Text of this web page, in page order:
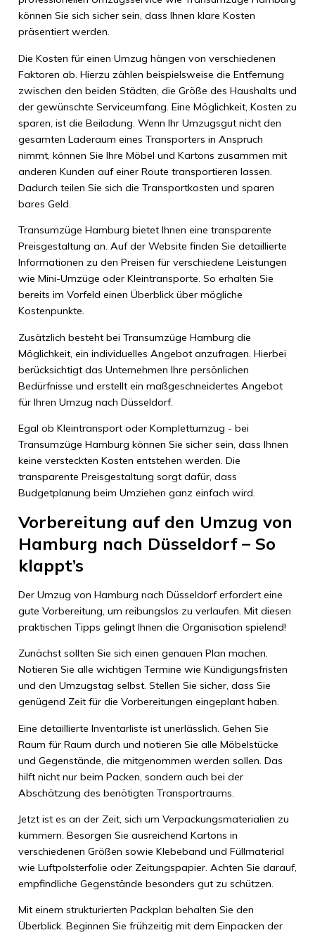
können Sie sich sicher sein, dass Ihnen klare Kosten
präsentiert werden.
Die Kosten für einen Umzug hängen von verschiedenen
Faktoren ab. Hierzu zählen beispielsweise die Entfernung
zwischen den beiden Städten, die Größe des Haushalts und
der gewünschte Serviceumfang. Eine Möglichkeit, Kosten zu
sparen, ist die Beiladung. Wenn Ihr Umzugsgut nicht den
gesamten Laderaum eines Transporters in Anspruch
nimmt, können Sie Ihre Möbel und Kartons zusammen mit
anderen Kunden auf einer Route transportieren lassen.
Dadurch teilen Sie sich die Transportkosten und sparen
bares Geld.
Transumzüge Hamburg bietet Ihnen eine transparente
Preisgestaltung an. Auf der Website finden Sie detaillierte
Informationen zu den Preisen für verschiedene Leistungen
wie Mini-Umzüge oder Kleintransporte. So erhalten Sie
bereits im Vorfeld einen Überblick über mögliche
Kostenpunkte.
Zusätzlich besteht bei Transumzüge Hamburg die
Möglichkeit, ein individuelles Angebot anzufragen. Hierbei
berücksichtigt das Unternehmen Ihre persönlichen
Bedürfnisse und erstellt ein maßgeschneidertes Angebot
für Ihren Umzug nach Düsseldorf.
Egal ob Kleintransport oder Komplettumzug - bei
Transumzüge Hamburg können Sie sicher sein, dass Ihnen
keine versteckten Kosten entstehen werden. Die
transparente Preisgestaltung sorgt dafür, dass
Budgetplanung beim Umziehen ganz einfach wird.
Vorbereitung auf den Umzug von
Hamburg nach Düsseldorf – So
klappt’s
Der Umzug von Hamburg nach Düsseldorf erfordert eine
gute Vorbereitung, um reibungslos zu verlaufen. Mit diesen
praktischen Tipps gelingt Ihnen die Organisation spielend!
Zunächst sollten Sie sich einen genauen Plan machen.
Notieren Sie alle wichtigen Termine wie Kündigungsfristen
und den Umzugstag selbst. Stellen Sie sicher, dass Sie
genügend Zeit für die Vorbereitungen eingeplant haben.
Eine detaillierte Inventarliste ist unerlässlich. Gehen Sie
Raum für Raum durch und notieren Sie alle Möbelstücke
und Gegenstände, die mitgenommen werden sollen. Das
hilft nicht nur beim Packen, sondern auch bei der
Abschätzung des benötigten Transportraums.
Jetzt ist es an der Zeit, sich um Verpackungsmaterialien zu
kümmern. Besorgen Sie ausreichend Kartons in
verschiedenen Größen sowie Klebeband und Füllmaterial
wie Luftpolsterfolie oder Zeitungspapier. Achten Sie darauf,
empfindliche Gegenstände besonders gut zu schützen.
Mit einem strukturierten Packplan behalten Sie den
Überblick. Beginnen Sie frühzeitig mit dem Einpacken der